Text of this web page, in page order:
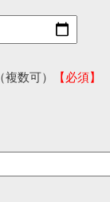
数可）
【必須】